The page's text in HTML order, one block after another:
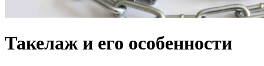
Такелаж и его особенности